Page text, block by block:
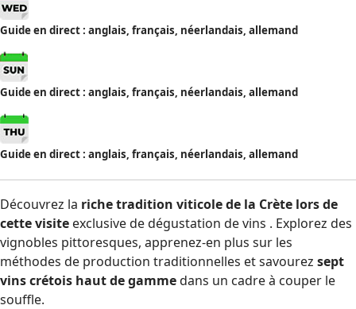
Guide en direct : anglais, français, néerlandais, allemand
Guide en direct : anglais, français, néerlandais, allemand
Guide en direct : anglais, français, néerlandais, allemand
Découvrez la riche tradition viticole de la Crète lors de
cettevisite exclusive de dégustation de vins . Explorez des
vignobles pittoresques, apprenez-en plus sur les
méthodes de production traditionnelles et savourez sept
vins crétois haut de gammedans un cadre à couper le
souffle.